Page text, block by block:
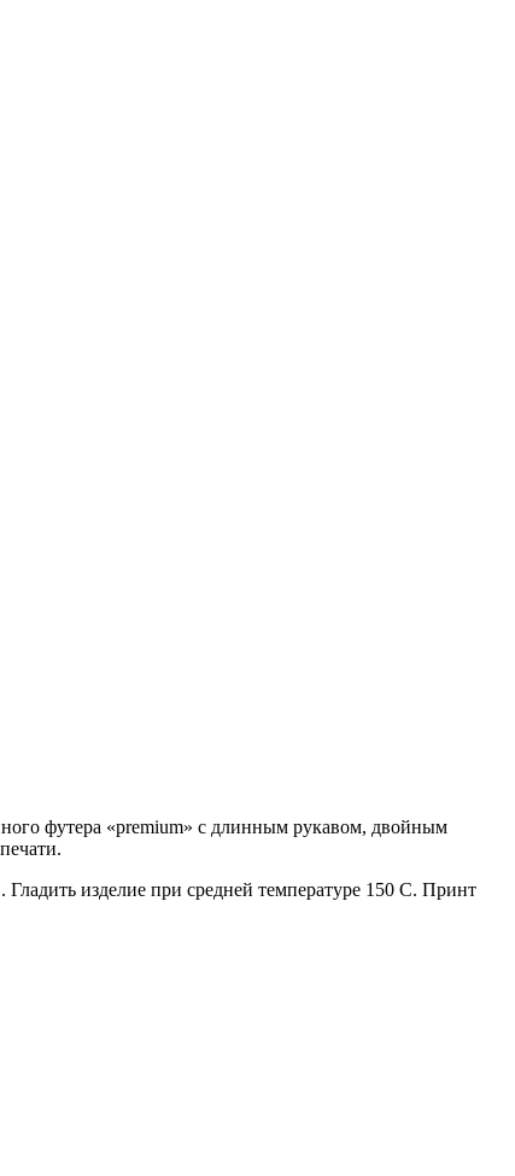
футера «premium» с длинным рукавом, двойным
изделие при средней температуре 150 С. Принт